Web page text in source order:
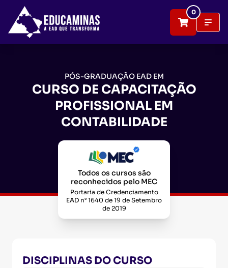
0
PÓS-GRADUAÇÃO EAD EM
CURSO DE CAPACITAÇÃO
PROFISSIONAL EM
CONTABILIDADE
Todos os cursos são
reconhecidos pelo MEC
Portaria de Credenciamento
EAD n° 1640 de 19 de Setembro
de 2019
DISCIPLINAS DO CURSO